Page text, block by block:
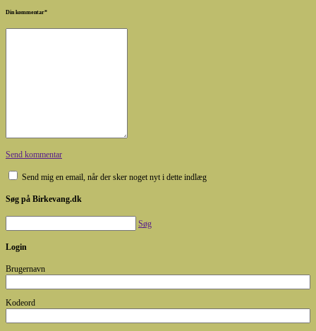
Din kommentar*
Send kommentar
Send mig en email, når der sker noget nyt i dette indlæg
Søg på Birkevang.dk
Søg
Login
Brugernavn
Kodeord